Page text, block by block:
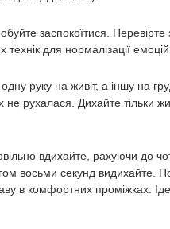
заспокоїтися.
технік для нормалізації
руку на живіт, а іншу на
не рухалася. Дихайте тільки
вдихайте, рахуючи до
восьми секунд видихайте.
в комфортних проміжках.